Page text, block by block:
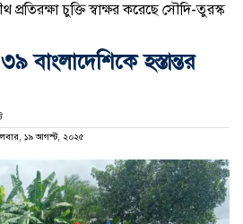
চুক্তি স্বাক্ষর করেছে সৌদি-তুরস্ক-
বাংলাদেশিকে হস্তান্তর
১৯ আগস্ট, ২০২৫